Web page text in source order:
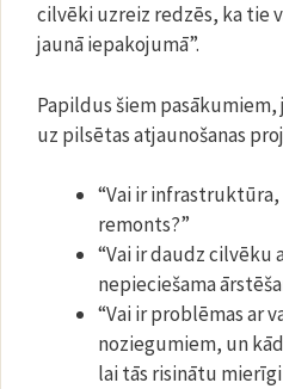
cilvēki uzreiz redzēs, ka tie
jaunā iepakojumā”.
Papildus šiem
uz pilsētas atjaunošanas
“Vai ir
remonts?”
“Vai ir daudz cilvēku
nepieciešama
“Vai ir problēmas ar
noziegumiem, un
lai tās risinātu